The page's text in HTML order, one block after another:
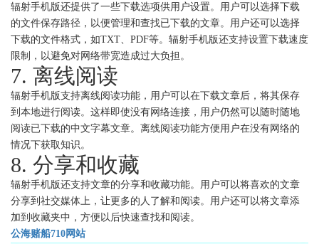
辐射手机版还提供了一些下载选项供用户设置。用户可以选择下载
的文件保存路径，以便管理和查找已下载的文章。用户还可以选择
下载的文件格式，如TXT、PDF等。辐射手机版还支持设置下载速度
限制，以避免对网络带宽造成过大负担。
7. 离线阅读
辐射手机版支持离线阅读功能，用户可以在下载文章后，将其保存
到本地进行阅读。这样即使没有网络连接，用户仍然可以随时随地
阅读已下载的中文字幕文章。离线阅读功能方便用户在没有网络的
情况下获取知识。
8. 分享和收藏
辐射手机版还支持文章的分享和收藏功能。用户可以将喜欢的文章
分享到社交媒体上，让更多的人了解和阅读。用户还可以将文章添
加到收藏夹中，方便以后快速查找和阅读。
公海赌船710网站